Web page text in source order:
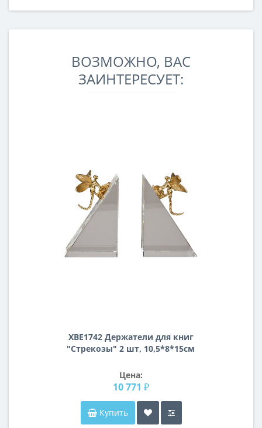
ВОЗМОЖНО, ВАС
ЗАИНТЕРЕСУЕТ:
XBE1742 Держатели для книг
"Стрекозы" 2 шт, 10,5*8*15см
Цена:
10 771 ₽
Купить